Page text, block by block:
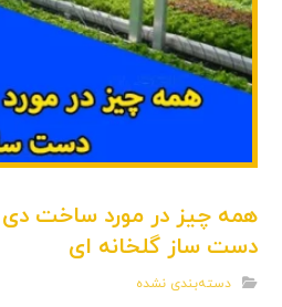
دست ساز گلخانه ای
دسته‌بندی نشده